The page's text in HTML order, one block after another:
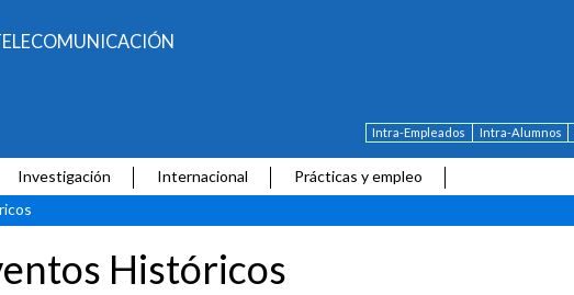
Intra-Empleados Intra-Alumnos
Investigación Internacional
Prácticas y empleo
Históricos